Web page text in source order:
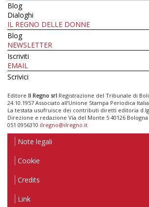
Blog
Dialoghi
IL REGNO DELLE DONNE
Blog
NEWSLETTER
Iscriviti
EMAIL
Scrivici
Editore Il Regno srl Registrazione del Tribunale di
24.10.1957 Associato all’Unione Stampa Periodica
La testata usufruisce dei contributi diretti editoria
Direzione e redazione Via del Monte 5 40126 Bologna
051 0956310 ilregno@ilregno.it
Note legali
Cookie
Credits
Link